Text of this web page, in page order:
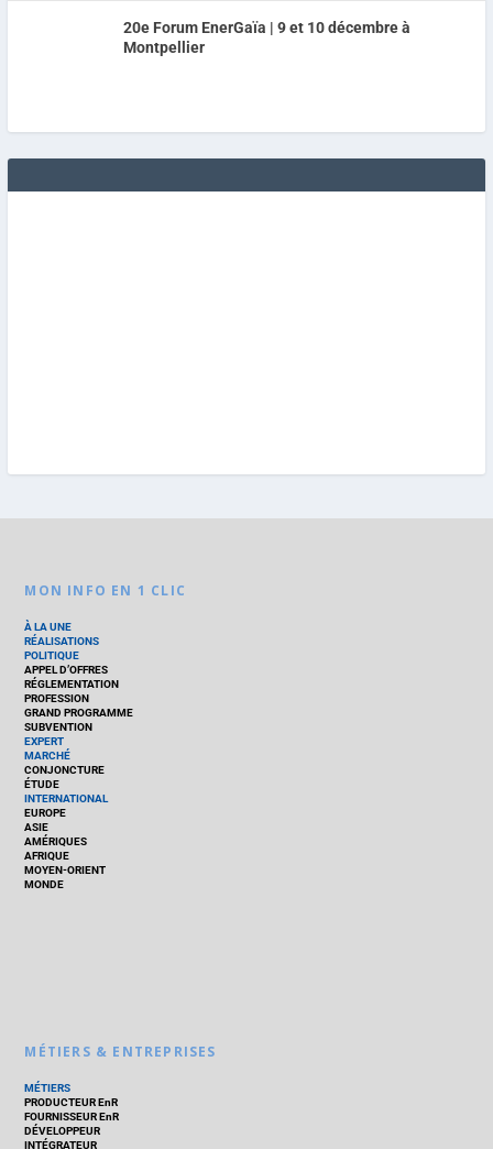
20e Forum EnerGaïa | 9 et 10 décembre à
Montpellier
MON INFO EN 1 CLIC
À LA UNE
RÉALISATIONS
POLITIQUE
APPEL D’OFFRES
RÉGLEMENTATION
PROFESSION
GRAND PROGRAMME
SUBVENTION
EXPERT
MARCHÉ
CONJONCTURE
ÉTUDE
INTERNATIONAL
EUROPE
ASIE
AMÉRIQUES
AFRIQUE
MOYEN-ORIENT
MONDE
MÉTIERS & ENTREPRISES
MÉTIERS
PRODUCTEUR EnR
FOURNISSEUR EnR
DÉVELOPPEUR
INTÉGRATEUR